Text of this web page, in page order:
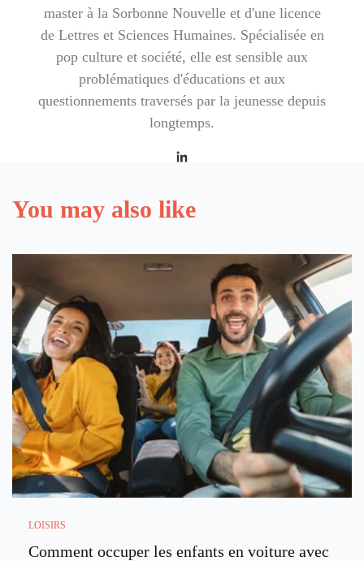
master à la Sorbonne Nouvelle et d'une licence
de Lettres et Sciences Humaines. Spécialisée en
pop culture et société, elle est sensible aux
problématiques d'éducations et aux
questionnements traversés par la jeunesse depuis
longtemps.
You may also like
LOISIRS
Comment occuper les enfants en voiture avec